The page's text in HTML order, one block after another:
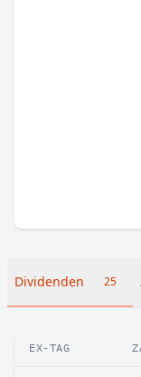
Dividenden 25
EX-TAG